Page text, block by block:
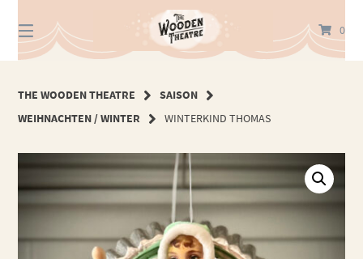
zum
Inhalt
0
THE WOODEN THEATRE
SAISON
WEIHNACHTEN / WINTER
WINTERKIND THOMAS